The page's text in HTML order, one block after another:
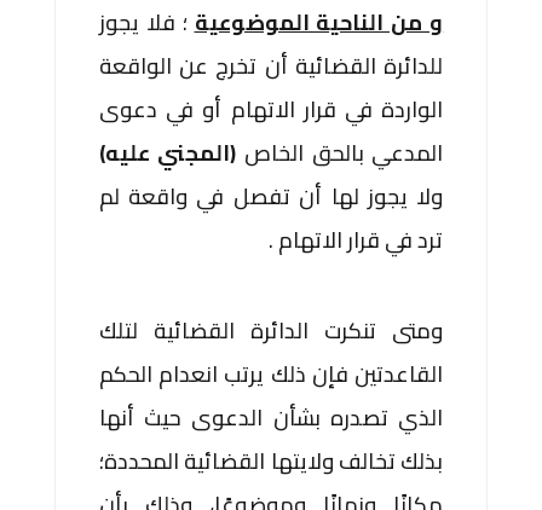
و من الناحية الموضوعية؛ فلا يجوز
للدائرة القضائية أن تخرج عن الواقعة
الواردة في قرار الاتهام أو في دعوى
المدعي بالحق الخاص (المجني عليه)
ولا يجوز لها أن تفصل في واقعة لم
ترد في قرار الاتهام .
ومتى تنكرت الدائرة القضائية لتلك
القاعدتين فإن ذلك يرتب انعدام الحكم
الذي تصدره بشأن الدعوى حيث أنها
بذلك تخالف ولايتها القضائية المحددة؛